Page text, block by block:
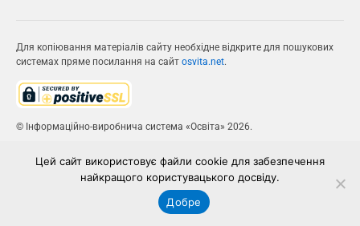
Для копіювання матеріалів сайту необхідне відкрите для пошукових
системах пряме посилання на сайт osvita.net.
© Інформаційно-виробнича система «Освіта» 2026.
ІВС «ОСВІТА»
Цей сайт використовує файли cookie для забезпечення
найкращого користувацького досвіду.
Добре